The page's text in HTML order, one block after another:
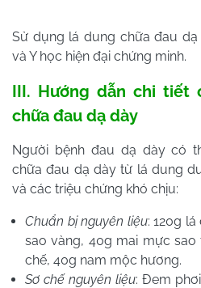
Sử dụng lá dung chữa đau
và Y học hiện đại chứng minh.
III. Hướng dẫn chi tiết
chữa đau dạ dày
Người bệnh đau dạ dày có
chữa đau dạ dày từ lá dung
và các triệu chứng khó chịu:
Chuẩn bị nguyên liệu: 120g
sao vàng, 40g mai mực
chế, 40g nam mộc hương.
Sơ chế nguyên liệu: Đem